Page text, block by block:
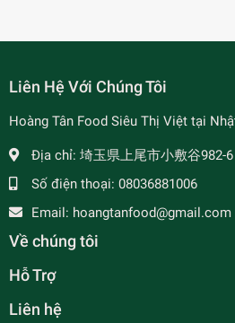
Liên Hệ Với Chúng Tôi
Hoàng Tân Food Siêu Thị Việt tại
Địa chỉ: 埼玉県上尾市小敷谷982-6
Số điện thoại: 08036881006
Email: hoangtanfood@gmail.com
Về chúng tôi
Hỗ Trợ
Liên hệ